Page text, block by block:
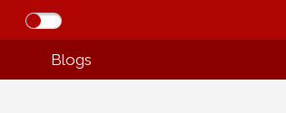
Blogs